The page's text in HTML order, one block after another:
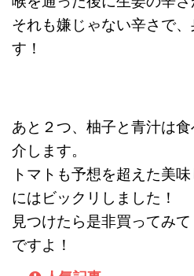
それも嫌じゃない辛さで
す！
あと２つ、柚子と青汁は
介します。
トマトも予想を超えた美
にはビックリしました！
見つけたら是非買ってみ
ですよ！